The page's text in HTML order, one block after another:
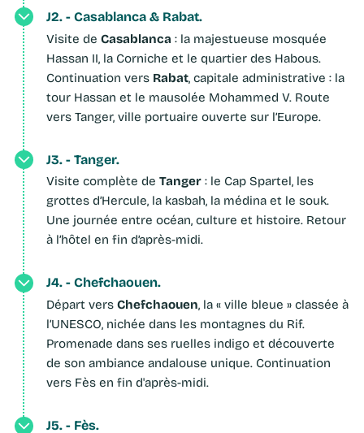
J2. - Casablanca & Rabat.
Visite de Casablanca : la majestueuse mosquée
Hassan II, la Corniche et le quartier des Habous.
Continuation vers Rabat, capitale administrative : la
tour Hassan et le mausolée Mohammed V. Route
vers Tanger, ville portuaire ouverte sur l’Europe.
J3. - Tanger.
Visite complète de Tanger: le Cap Spartel, les
grottes d’Hercule, la kasbah, la médina et le souk.
Une journée entre océan, culture et histoire. Retour
à l’hôtel en fin d’après-midi.
J4. - Chefchaouen.
Départ versChefchaouen, la « ville bleue » classée à
l’UNESCO, nichée dans les montagnes du Rif.
Promenade dans ses ruelles indigo et découverte
de son ambiance andalouse unique. Continuation
vers Fès en fin d'après-midi.
J5. - Fès.